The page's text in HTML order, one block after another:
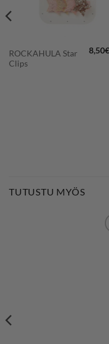
ROCKAHULA Star
Clips
8,50€
TUTUSTU MYÖS